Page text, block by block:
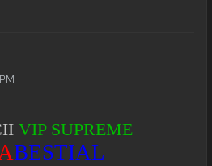
VIP SUPREME
BESTIAL